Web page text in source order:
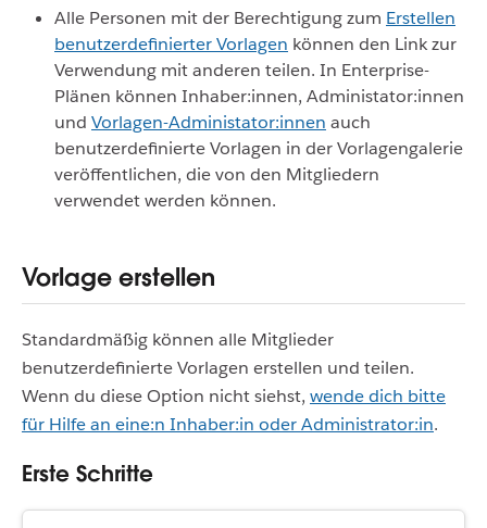
Alle Personen mit der Berechtigung zum Erstellen
benutzerdefinierter Vorlagen können den Link zur
Verwendung mit anderen teilen. In Enterprise-
Plänen können Inhaber:innen, Administator:innen
und Vorlagen-Administator:innen auch
benutzerdefinierte Vorlagen in der Vorlagengalerie
veröffentlichen, die von den Mitgliedern
verwendet werden können.
Vorlage erstellen
Standardmäßig können alle Mitglieder
benutzerdefinierte Vorlagen erstellen und teilen.
Wenn du diese Option nicht siehst, wende dich bitte
für Hilfe an eine:n Inhaber:in oder Administrator:in.
Erste Schritte